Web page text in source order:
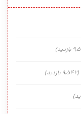
(9,542 بازدید)